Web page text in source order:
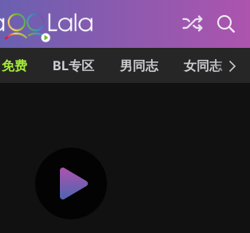
免费 BL专区 男同志 女同志